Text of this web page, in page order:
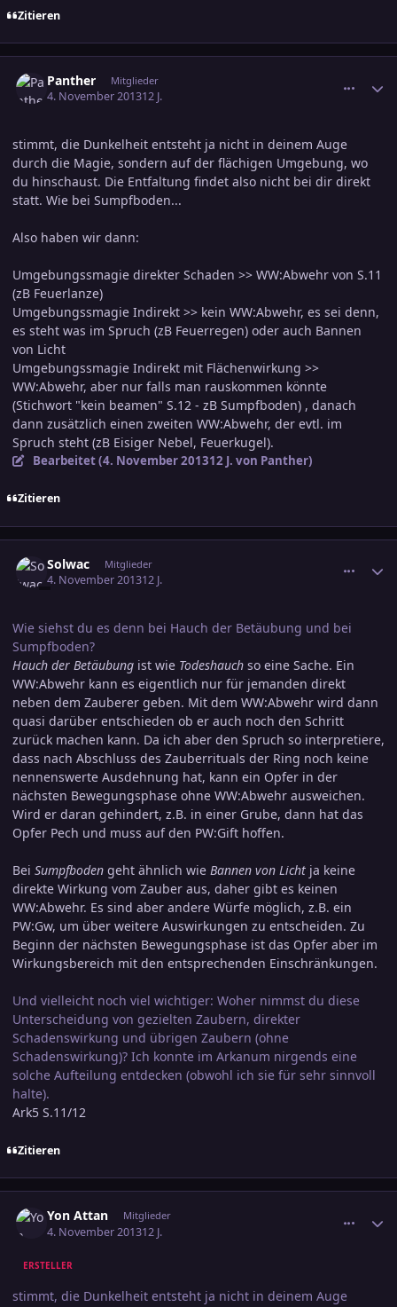
Zitieren
Panther Mitglieder
4. November 201312 J.
stimmt, die Dunkelheit entsteht ja nicht in deinem Auge
durch die Magie, sondern auf der flächigen Umgebung, wo
du hinschaust. Die Entfaltung findet also nicht bei dir direkt
statt. Wie bei Sumpfboden...
Also haben wir dann:
Umgebungssmagie direkter Schaden >> WW:Abwehr von S.11
(zB Feuerlanze)
Umgebungssmagie Indirekt >> kein WW:Abwehr, es sei denn,
es steht was im Spruch (zB Feuerregen) oder auch Bannen
von Licht
Umgebungssmagie Indirekt mit Flächenwirkung >>
WW:Abwehr, aber nur falls man rauskommen könnte
(Stichwort "kein beamen" S.12 - zB Sumpfboden) , danach
dann zusätzlich einen zweiten WW:Abwehr, der evtl. im
Spruch steht (zB Eisiger Nebel, Feuerkugel).
Bearbeitet (4. November 201312 J. von Panther)
Zitieren
Solwac Mitglieder
4. November 201312 J.
Wie siehst du es denn bei Hauch der Betäubung und bei
Sumpfboden?
Hauch der Betäubung ist wie Todeshauch so eine Sache. Ein
WW:Abwehr kann es eigentlich nur für jemanden direkt
neben dem Zauberer geben. Mit dem WW:Abwehr wird dann
quasi darüber entschieden ob er auch noch den Schritt
zurück machen kann. Da ich aber den Spruch so interpretiere,
dass nach Abschluss des Zauberrituals der Ring noch keine
nennenswerte Ausdehnung hat, kann ein Opfer in der
nächsten Bewegungsphase ohne WW:Abwehr ausweichen.
Wird er daran gehindert, z.B. in einer Grube, dann hat das
Opfer Pech und muss auf den PW:Gift hoffen.
Bei Sumpfboden geht ähnlich wie Bannen von Licht ja keine
direkte Wirkung vom Zauber aus, daher gibt es keinen
WW:Abwehr. Es sind aber andere Würfe möglich, z.B. ein
PW:Gw, um über weitere Auswirkungen zu entscheiden. Zu
Beginn der nächsten Bewegungsphase ist das Opfer aber im
Wirkungsbereich mit den entsprechenden Einschränkungen.
Und vielleicht noch viel wichtiger: Woher nimmst du diese
Unterscheidung von gezielten Zaubern, direkter
Schadenswirkung und übrigen Zaubern (ohne
Schadenswirkung)? Ich konnte im Arkanum nirgends eine
solche Aufteilung entdecken (obwohl ich sie für sehr sinnvoll
halte).
Ark5 S.11/12
Zitieren
Yon Attan Mitglieder
4. November 201312 J.
ERSTELLER
stimmt, die Dunkelheit entsteht ja nicht in deinem Auge